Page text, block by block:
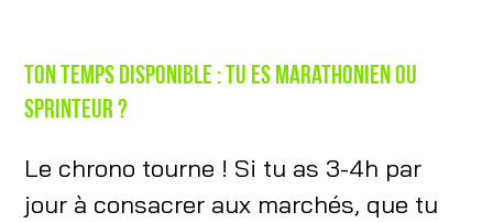
Ton temps disponible : tu es marathonien ou
sprinteur ?
Le chrono tourne ! Si tu as 3-4h par
jour à consacrer aux marchés, que tu